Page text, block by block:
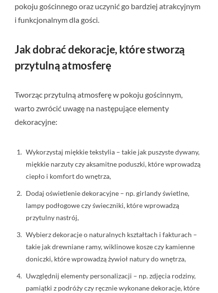
pokoju gościnnego oraz uczynić go bardziej atrakcyjnym
i funkcjonalnym dla gości.
Jak dobrać dekoracje, które stworzą
przytulną atmosferę
Tworząc przytulną atmosferę w pokoju gościnnym,
warto zwrócić uwagę na następujące elementy
dekoracyjne:
Wykorzystaj miękkie tekstylia – takie jak puszyste dywany,
miękkie narzuty czy aksamitne poduszki, które wprowadzą
ciepło i komfort do wnętrza,
Dodaj oświetlenie dekoracyjne – np. girlandy świetlne,
lampypodłogowe czy świeczniki, które wprowadzą
przytulny nastrój,
Wybierz dekoracje o naturalnych kształtach i fakturach –
takie jak drewniane ramy, wiklinowe kosze czy kamienne
doniczki, które wprowadzą żywioł natury do wnętrza,
Uwzględnij elementy personalizacji – np. zdjęcia rodziny,
pamiątki z podróży czy ręcznie wykonane dekoracje, które